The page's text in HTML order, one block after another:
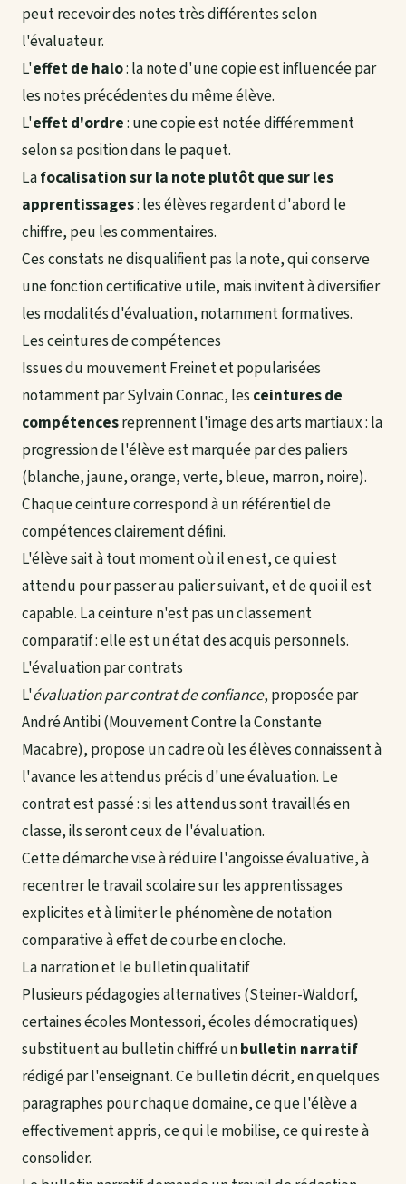
peut recevoir des notes très différentes selon
l'évaluateur.
L'effet de halo: la note d'une copie est influencée par
les notes précédentes du même élève.
L'effet d'ordre: une copie est notée différemment
selon sa position dans le paquet.
Lafocalisation sur la note plutôt que sur les
apprentissages: les élèves regardent d'abord le
chiffre, peu les commentaires.
Ces constats ne disqualifient pas la note, qui conserve
une fonction certificative utile, mais invitent à diversifier
les modalités d'évaluation, notamment formatives.
Les ceintures de compétences
Issues du mouvement Freinet et popularisées
notamment par Sylvain Connac, lesceintures de
compétencesreprennent l'image des arts martiaux : la
progression de l'élève est marquée par des paliers
(blanche, jaune, orange, verte, bleue, marron, noire).
Chaque ceinture correspond à un référentiel de
compétences clairement défini.
L'élève sait à tout moment où il en est, ce qui est
attendu pour passer au palier suivant, et de quoi il est
capable. La ceinture n'est pas un classement
comparatif : elle est un état des acquis personnels.
L'évaluation par contrats
L'évaluation par contrat de confiance, proposée par
André Antibi (Mouvement Contre la Constante
Macabre), propose un cadre où les élèves connaissent à
l'avance les attendus précis d'une évaluation. Le
contrat est passé : si les attendus sont travaillés en
classe, ils seront ceux de l'évaluation.
Cette démarche vise à réduire l'angoisse évaluative, à
recentrer le travail scolaire sur les apprentissages
explicites et à limiter le phénomène de notation
comparative à effet de courbe en cloche.
La narration et le bulletin qualitatif
Plusieurs pédagogies alternatives (Steiner-Waldorf,
certaines écoles Montessori, écoles démocratiques)
substituent au bulletin chiffré unbulletin narratif
rédigé par l'enseignant. Ce bulletin décrit, en quelques
paragraphes pour chaque domaine, ce que l'élève a
effectivement appris, ce qui le mobilise, ce qui reste à
consolider.